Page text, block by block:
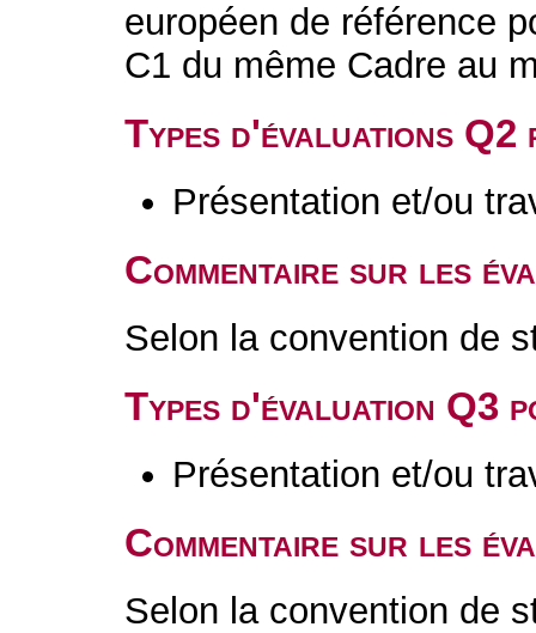
européen de référence
C1 du même Cadre au
Types d'évaluations
Présentation et/ou
Commentaire sur les
Selon la convention de
Types d'évaluation Q3
Présentation et/ou
Commentaire sur les
Selon la convention de